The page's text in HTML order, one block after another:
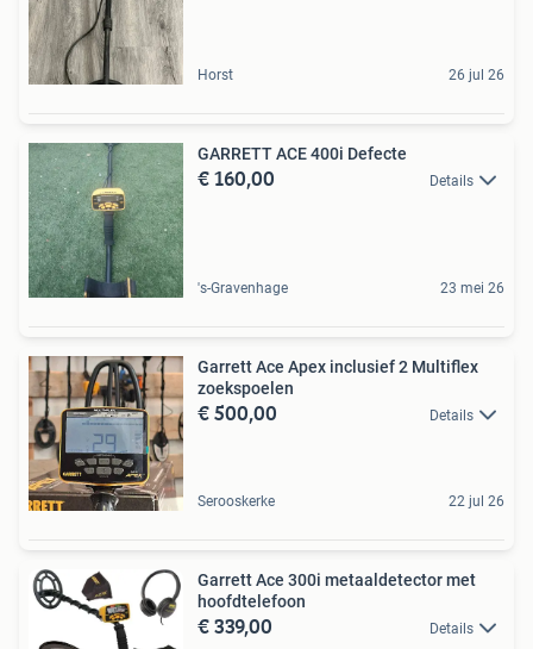
Horst 26 jul 26
GARRETT ACE 400i Defecte
€ 160,00 Details
's-Gravenhage 23 mei 26
Garrett Ace Apex inclusief 2 Multiflex
zoekspoelen
€ 500,00 Details
Serooskerke 22 jul 26
Garrett Ace 300i metaaldetector met
hoofdtelefoon
€ 339,00 Details